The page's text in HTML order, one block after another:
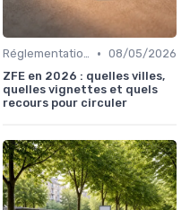
Réglementations & Politiques • 08/05/2026
ZFE en 2026 : quelles villes,
quelles vignettes et quels
recours pour circuler